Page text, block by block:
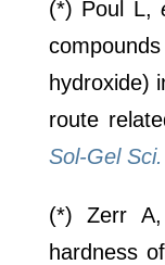
(*) Poul L,
hydroxide)
route
Sol-Gel
(*) Zerr A,
hardness